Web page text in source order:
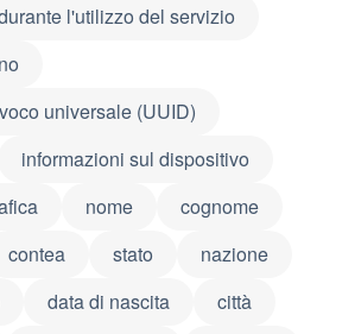
l'utilizzo del servizio
universale (UUID)
informazioni sul dispositivo
nome
cognome
contea stato
nazione
data di nascita
città